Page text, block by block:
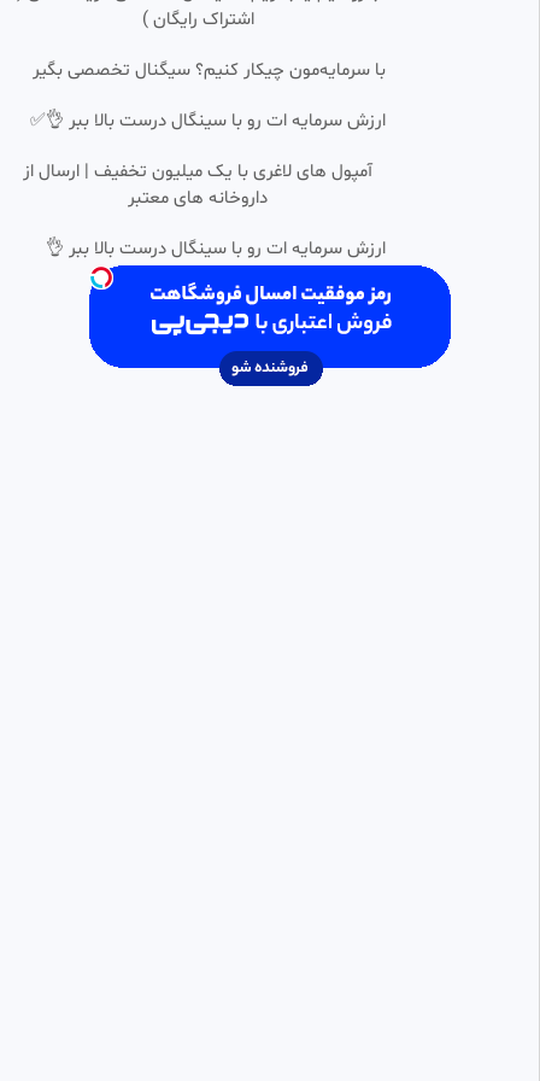
•
کریستال؛دوبله فارسی
12.80k بازدید 12 ماه پیش
قیام عثمان،فصل ششم،دوبله
فارسی
31.92k بازدید • 2 سال پیش
برشی از سریال بامداد خمار قسمت
4
naz_br
اشتراک رایگان )
با سرمایه‌مون چیکار کنیم؟ سیگنال تخصصی بگیر
ارزش سرمایه ات رو با سینگال درست بالا ببر 👌✅
آمپول های لاغری با یک میلیون تخفیف | ارسال از
داروخانه های معتبر
ارزش سرمایه ات رو با سینگال درست بالا ببر 👌